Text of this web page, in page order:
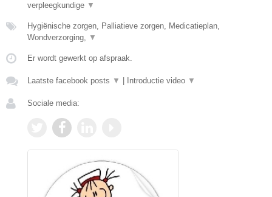
verpleegkundige ▼
Hygiënische zorgen, Palliatieve zorgen, Medicatieplan,
Wondverzorging, ▼
Er wordt gewerkt op afspraak.
Laatste facebook posts ▼ Introductie video ▼
Sociale media: